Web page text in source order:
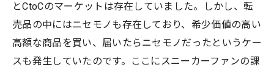
とCtoCのマーケットは存在していました。しかし、転
売品の中にはニセモノも存在しており、希少価値の高い
高額な商品を買い、届いたらニセモノだったというケー
スも発生していたのです。ここにスニーカーファンの課